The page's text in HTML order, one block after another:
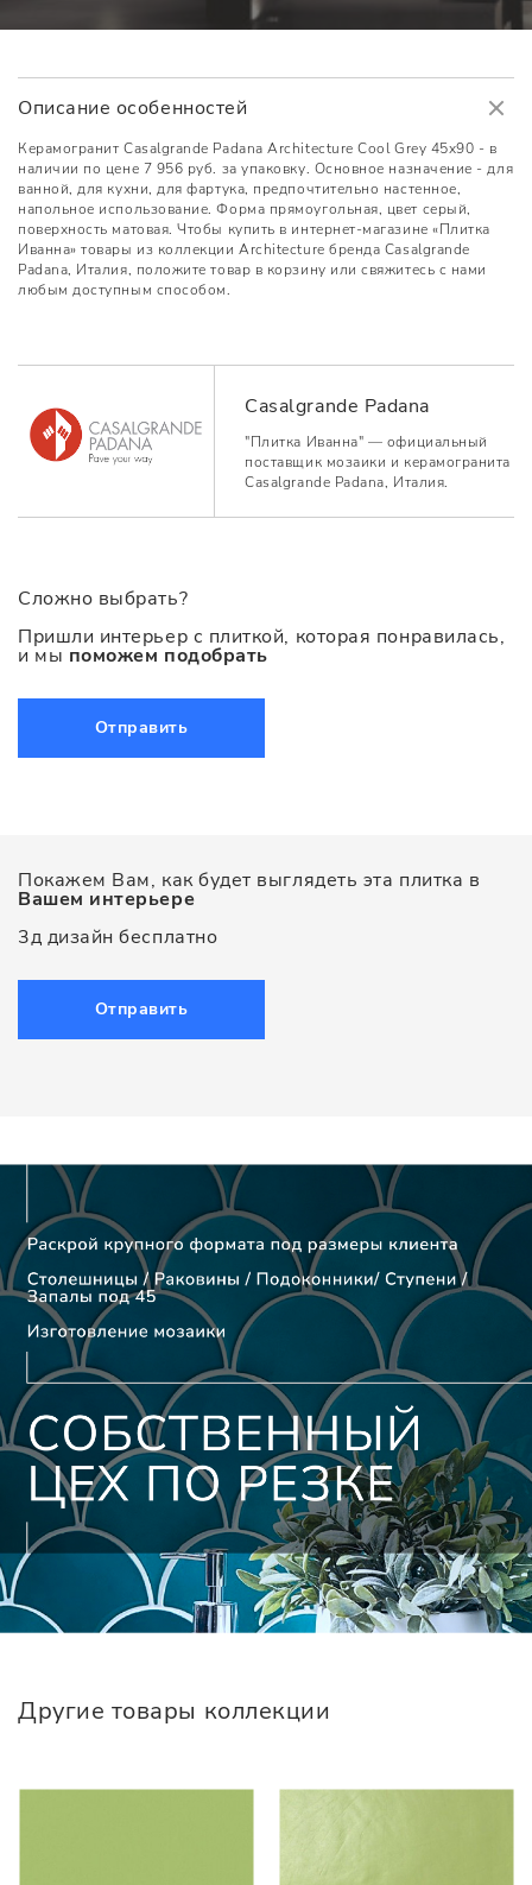
Описание особенностей
Керамогранит Casalgrande Padana Architecture Cool Grey 45x90 - в
наличии по цене 7 956 руб. за упаковку. Основное назначение - для
ванной, для кухни, для фартука, предпочтительно настенное,
напольное использование. Форма прямоугольная, цвет серый,
поверхность матовая. Чтобы купить в интернет-магазине «Плитка
Иванна» товары из коллекции Architecture бренда Casalgrande
Padana, Италия, положите товар в корзину или свяжитесь с нами
любым доступным способом.
Casalgrande Padana
"Плитка Иванна" — официальный
поставщик мозаики и керамогранита
Casalgrande Padana, Италия.
Сложно выбрать?
Пришли интерьер с плиткой, которая понравилась,
и мы поможем подобрать
Отправить
Покажем Вам, как будет выглядеть эта плитка в
Вашем интерьере
3д дизайн бесплатно
Отправить
Другие товары коллекции